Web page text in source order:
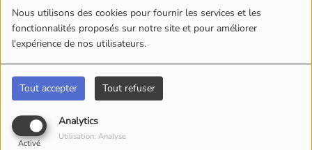
Nous utilisons des cookies pour fournir les services et les
fonctionnalités proposés sur notre site et pour améliorer
l'expérience de nos utilisateurs.
Tout accepter Tout refuser
Analytics
Activé
Utilisation: Analyse